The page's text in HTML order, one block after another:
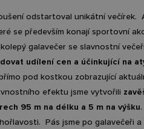
odstartoval unikátní večírek.
se především konají sportovní
galavečer se slavnostní
udílení cen a účinkující na
pod kostkou zobrazující
efektu jsme vytvořili
95 m na délku a 5 m na výšku
Pás jsme po galavečeři